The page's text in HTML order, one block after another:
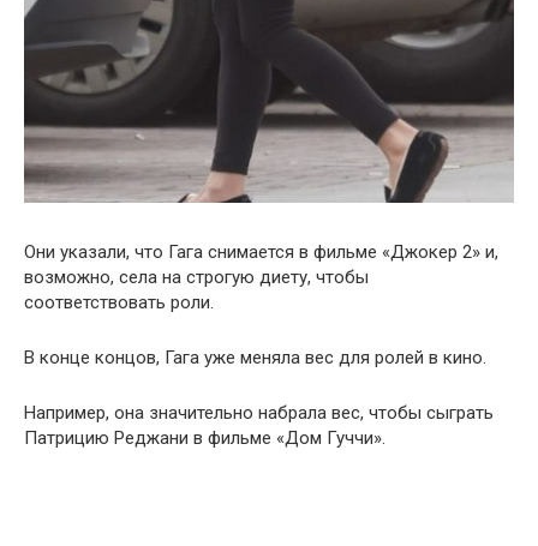
Они указали, что Гага снимается в фильме «Джокер 2» и,
возможно, села на строгую диету, чтобы
соответствовать роли.
В конце концов, Гага уже меняла вес для ролей в кино.
Например, она значительно набрала вес, чтобы сыграть
Патрицию Реджани в фильме «Дом Гуччи».